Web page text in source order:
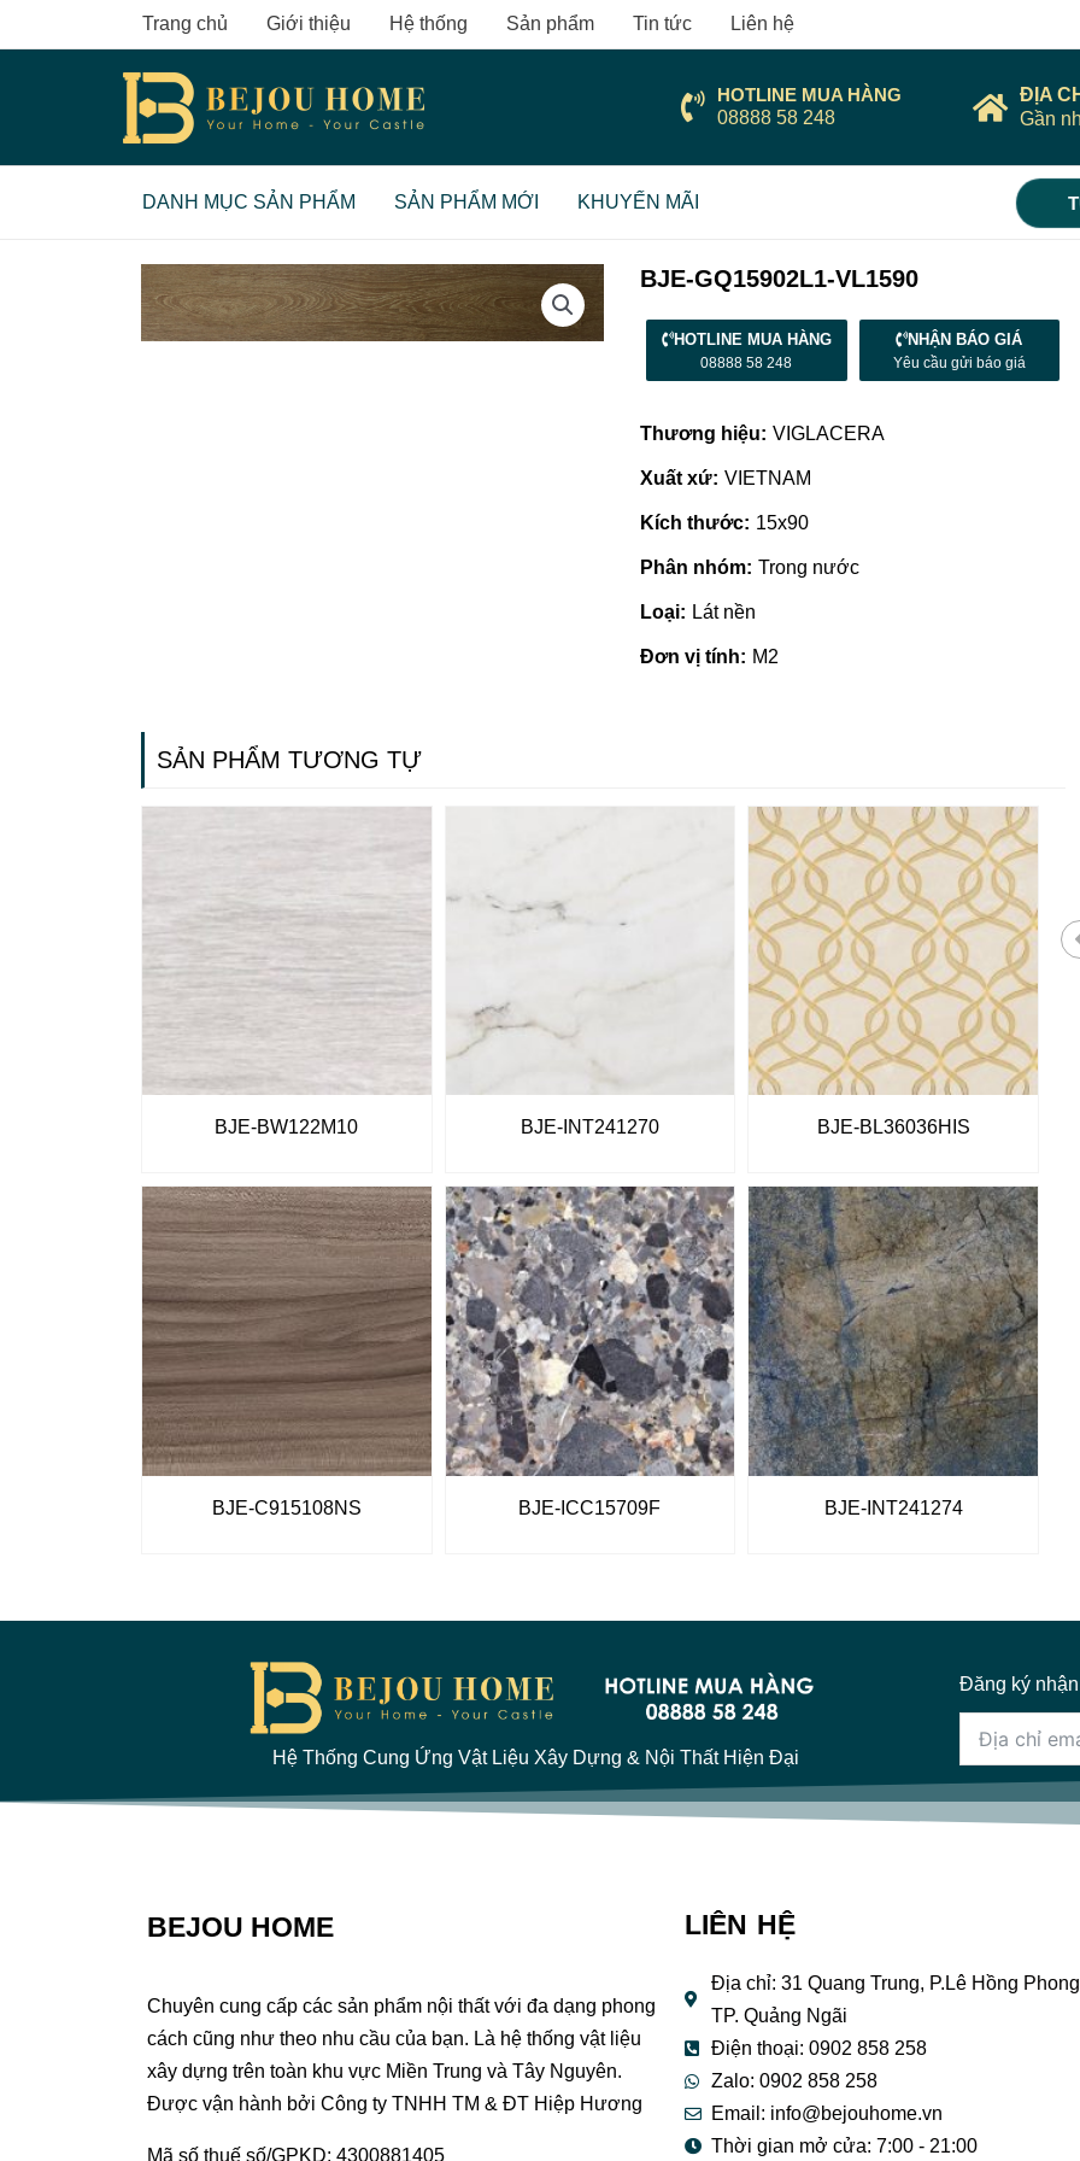
to
Trang chủ Giới thiệu Hệ thống Sản phẩm Tin tức Liên hệ
HOTLINE MUA HÀNG
08888 58 248
ĐỊA
Gần
DANH MỤC SẢN PHẨM SẢN PHẨM MỚI KHUYẾN MÃI
BJE-GQ15902L1-VL1590
HOTLINE MUA HÀNG
08888 58 248
NHẬN BÁO GIÁ
Yêu cầu gửi báo giá
Thương hiệu: VIGLACERA
Xuất xứ: VIETNAM
Kích thước: 15x90
Phân nhóm: Trong nước
Loại: Lát nền
Đơn vị tính: M2
SẢN PHẨM TƯƠNG TỰ
BJE-BW122M10 BJE-INT241270 BJE-BL36036HIS
BJE-C915108NS BJE-ICC15709F BJE-INT241274
Giá vật liệu xây dựng tại Quảng
Ngãi | Cập nhật mới nhất 2022
Hệ Thống Cung Ứng Vật Liệu Xây Dựng & Nội Thất Hiện Đại
Đăng ký
BEJOU HOME
Chuyên cung cấp các sản phẩm nội thất với đa dạng phong
cách cũng như theo nhu cầu của bạn. Là hệ thống vật liệu
xây dựng trên toàn khu vực Miền Trung và Tây Nguyên.
Được vận hành bởi Công ty TNHH TM & ĐT Hiệp Hương
Mã số thuế số/GPKD: 4300881405
LIÊN HỆ
Địa chỉ: 31 Quang Trung, P.Lê Hồng
TP. Quảng Ngãi
Điện thoại: 0902 858 258
Zalo: 0902 858 258
Email: info@bejouhome.vn
Thời gian mở cửa: 7:00 - 21:00